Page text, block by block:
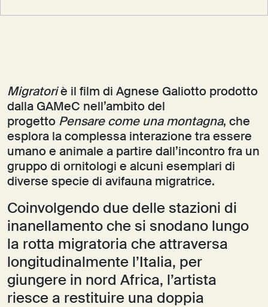
Migratori è il film di Agnese Galiotto prodotto
dalla GAMeC nell’ambito del
progetto Pensare come una montagna, che
esplora la complessa interazione tra essere
umano e animale a partire dall’incontro fra un
gruppo di ornitologi e alcuni esemplari di
diverse specie di avifauna migratrice.
Coinvolgendo due delle stazioni di
inanellamento che si snodano lungo
la rotta migratoria che attraversa
longitudinalmente l’Italia, per
giungere in nord Africa, l’artista
riesce a restituire una doppia